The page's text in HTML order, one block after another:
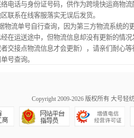
电话与身份证号码，供作为跨境快运商物流
联系在线客服落实无误后发货。
物流单号自行查询，因为第三方物流系统的
在运送途中，但物流信息却没有更新的情况
交接点物流信息才会更新），请亲们耐心等
号查询。
Copyright 2009-2026 版权所有 大号轻